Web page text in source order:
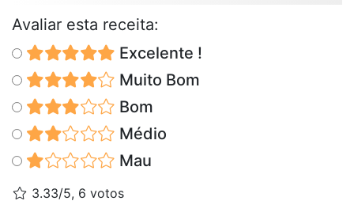
Avaliar esta receita:
Excelente !
Muito Bom
Bom
Médio
Mau
3.33/5, 6 votos